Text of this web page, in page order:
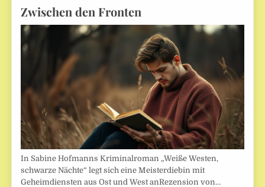
Zwischen den Fronten
In Sabine Hofmanns Kriminalroman „Weiße Westen,
schwarze Nächte“ legt sich eine Meisterdiebin mit
Geheimdiensten aus Ost und West anRezension von…